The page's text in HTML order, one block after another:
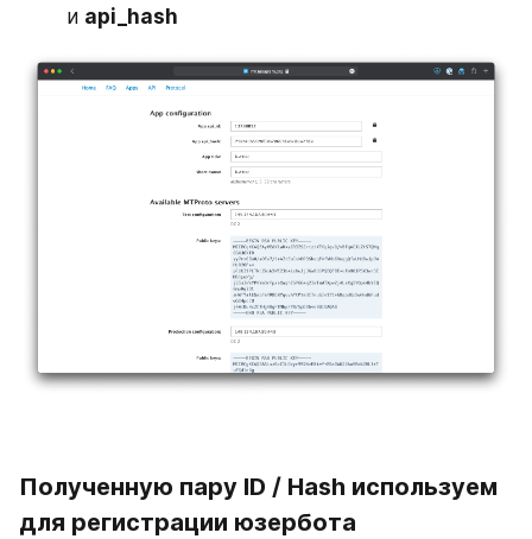
и api_hash
Полученную пару ID / Hash используем
для регистрации юзербота